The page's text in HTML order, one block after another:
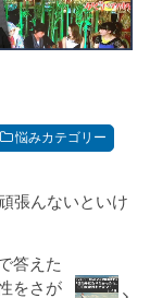
悩みカテゴリー
張んないといけ
答えた
をさが